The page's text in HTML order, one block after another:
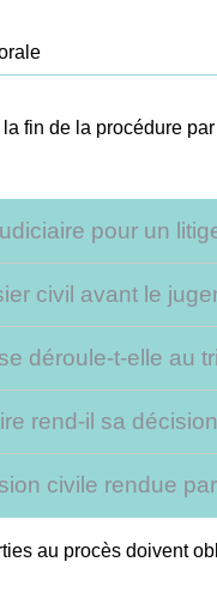
fin de la procédure
pour un
civil avant le
déroule-t-elle au
rend-il sa
civile rendue
au procès doivent